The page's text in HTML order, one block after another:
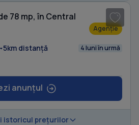
78 mp, în Central
Agenție
distanță 4 luni în urmă
anunțul
istoricul prețurilor